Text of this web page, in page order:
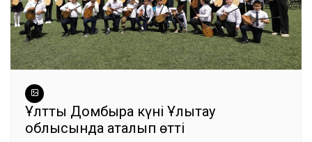
Ұлттық Домбыра күні Ұлытау
облысында аталып өтті